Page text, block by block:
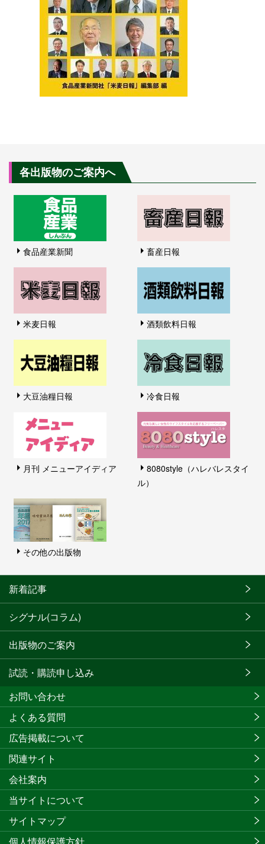
各出版物のご案内へ
食品産業新聞 畜産日報
米麦日報 酒類飲料日報
大豆油糧日報 冷食日報
月刊 メニューアイディア
8080style（ハレバレスタイ
ル）
その他の出版物
新着記事
シグナル(コラム)
出版物のご案内
試読・購読申し込み
お問い合わせ
よくある質問
広告掲載について
関連サイト
会社案内
当サイトについて
サイトマップ
個人情報保護方針